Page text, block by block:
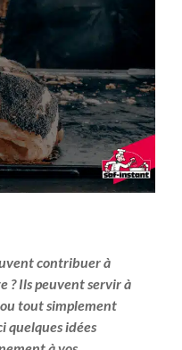
contribuer à
? Ils peuvent servir à
tout simplement
quelques idées